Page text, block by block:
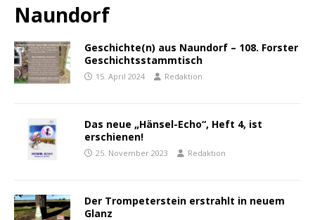
Naundorf
Geschichte(n) aus Naundorf – 108. Forster
Geschichtsstammtisch
15. April 2024 Redaktion
Das neue „Hänsel-Echo“, Heft 4, ist
erschienen!
25. November 2023 Redaktion
Der Trompeterstein erstrahlt in neuem
Glanz